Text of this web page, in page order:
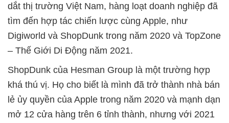
dắt thị trường Việt Nam, hàng loạt doanh nghiệp đã
tìm đến hợp tác chiến lược cùng Apple, như
Digiworld và ShopDunk trong năm 2020 và TopZone
– Thế Giới Di Động năm 2021.
ShopDunk của Hesman Group là một trường hợp
khá thú vị. Họ cho biết là mình đã trở thành nhà bán
lẻ ủy quyền của Apple trong năm 2020 và mạnh dạn
mở 12 cửa hàng trên 6 tỉnh thành, nhưng với 2021